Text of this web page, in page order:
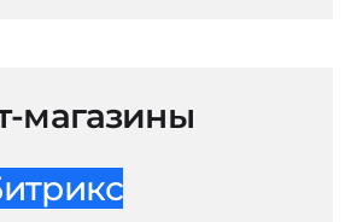
магазины